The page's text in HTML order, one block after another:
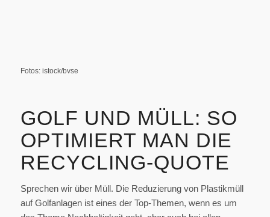
Fotos: istock/bvse
GOLF UND MÜLL: SO
OPTIMIERT MAN DIE
RECYCLING-QUOTE
Sprechen wir über Müll. Die Reduzierung von Plastikmüll
auf Golfanlagen ist eines der Top-Themen, wenn es um